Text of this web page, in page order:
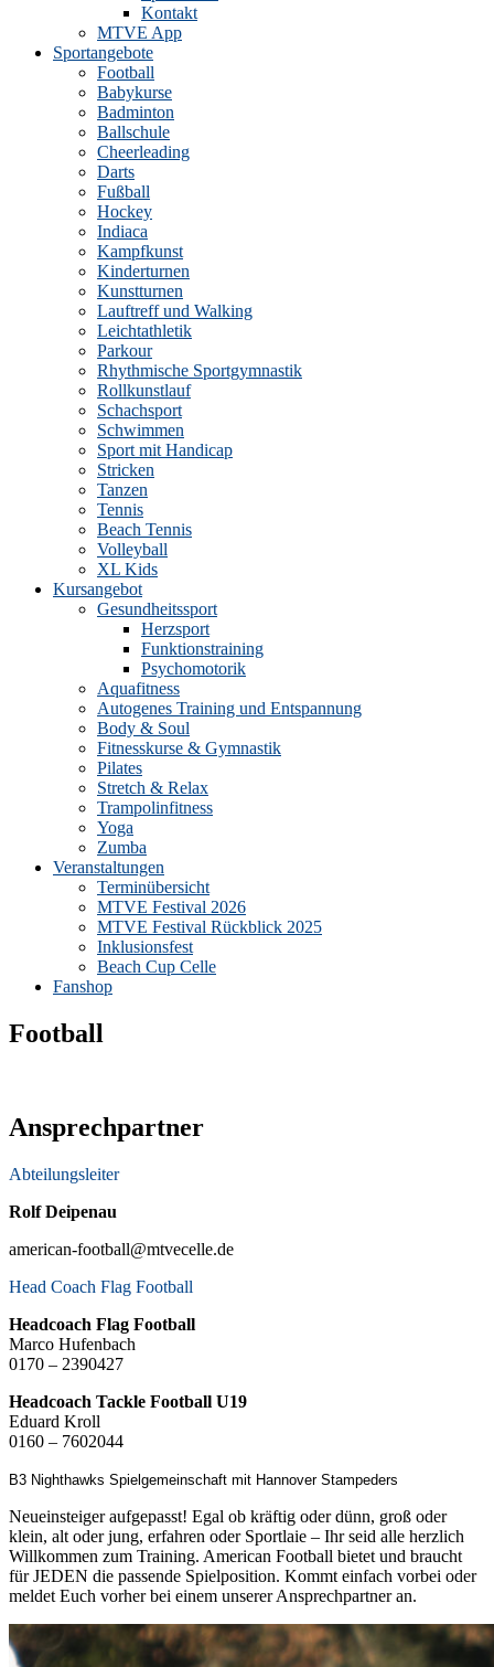
Kontakt
MTVE App
Sportangebote
Football
Babykurse
Badminton
Ballschule
Cheerleading
Darts
Fußball
Hockey
Indiaca
Kampfkunst
Kinderturnen
Kunstturnen
Lauftreff und Walking
Leichtathletik
Parkour
Rhythmische Sportgymnastik
Rollkunstlauf
Schachsport
Schwimmen
Sport mit Handicap
Stricken
Tanzen
Tennis
Beach Tennis
Volleyball
XL Kids
Kursangebot
Gesundheitssport
Herzsport
Funktionstraining
Psychomotorik
Aquafitness
Autogenes Training und Entspannung
Body & Soul
Fitnesskurse & Gymnastik
Pilates
Stretch & Relax
Trampolinfitness
Yoga
Zumba
Veranstaltungen
Terminübersicht
MTVE Festival 2026
MTVE Festival Rückblick 2025
Inklusionsfest
Beach Cup Celle
Fanshop
Football
Ansprechpartner
Abteilungsleiter
Rolf Deipenau
american-football@mtvecelle.de
Head Coach Flag Football
Headcoach Flag Football
Marco Hufenbach
0170 – 2390427
Headcoach Tackle Football U19
Eduard Kroll
0160 – 7602044
B3 Nighthawks Spielgemeinschaft mit Hannover Stampeders
Neueinsteiger aufgepasst! Egal ob kräftig oder dünn, groß oder
klein, alt oder jung, erfahren oder Sportlaie – Ihr seid alle herzlich
Willkommen zum Training. American Football bietet und braucht
für JEDEN die passende Spielposition. Kommt einfach vorbei oder
meldet Euch vorher bei einem unserer Ansprechpartner an.